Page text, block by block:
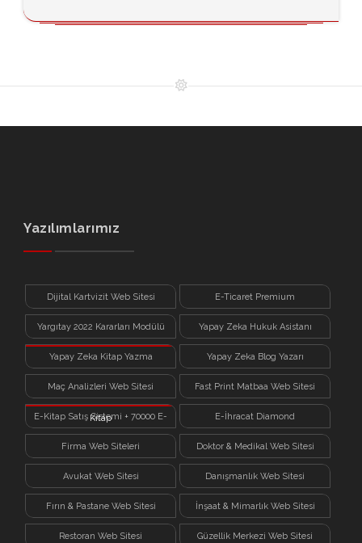
Yazılımlarımız
Dijital Kartvizit Web Sitesi E-Ticaret Premium
Yargıtay 2022 Kararları Modülü Yapay Zeka Hukuk Asistanı
Yapay Zeka Kitap Yazma
Sistemi
Yapay Zeka Blog Yazarı
Maç Analizleri Web Sitesi Fast Print Matbaa Web Sitesi
E-Kitap Satış Sistemi + 70000 E-
Kitap
E-İhracat Diamond
Firma Web Siteleri Doktor & Medikal Web Sitesi
Avukat Web Sitesi Danışmanlık Web Sitesi
Fırın & Pastane Web Sitesi İnşaat & Mimarlık Web Sitesi
Restoran Web Sitesi Güzellik Merkezi Web Sitesi